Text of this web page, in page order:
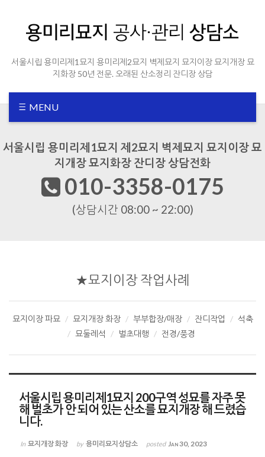
서울시립 용미리제1묘지 용미리제2묘지 벽제묘지 묘지이장 묘지개장 묘
지화장 50년 전문. 오래된 산소정리 잔디장 상담
MENU
서울시립 용미리제1묘지 제2묘지 벽제묘지 묘지이장 묘
지개장 묘지화장 잔디장 상담전화
010-3358-0175
(상담시간 08:00 ~ 22:00)
★묘지이장 작업사례
묘지이장 파묘 묘지개장 화장 부부합장/매장 잔디작업
석축
묘둘레석
벌초대행 전경/풍경
서울시립 용미리제1묘지 200구역 성묘를 자주 못
해 벌초가 안 되어 있는 산소를 묘지개장 해 드렸습
니다.
In 묘지개장 화장 by 용미리묘지상담소 posted Jan 30, 2023